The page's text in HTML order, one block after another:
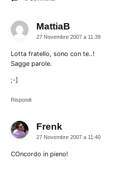
MattiaB
27 Novembre 2007 a 11:39
Lotta fratello, sono con te..!
Sagge parole.
;-]
Rispondi
Frenk
27 Novembre 2007 a 11:40
COncordo in pieno!